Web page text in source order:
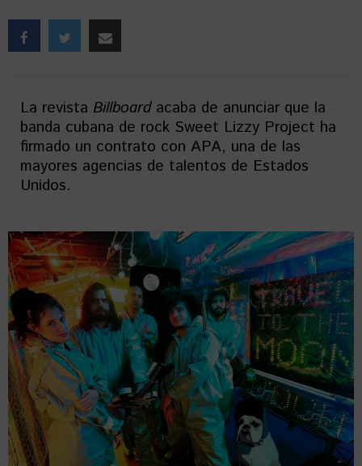
La revista Billboardacaba de anunciar que la
banda cubana de rock Sweet Lizzy Project ha
firmado un contrato con APA, una de las
mayores agencias de talentos de Estados
Unidos.